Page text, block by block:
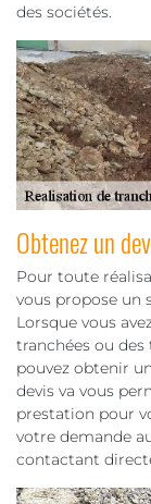
des sociétés.
Obtenez un
Pour toute
vous propose un
Lorsque vous
tranchées ou des
pouvez obtenir
devis va vous
prestation pour
votre demande
contactant